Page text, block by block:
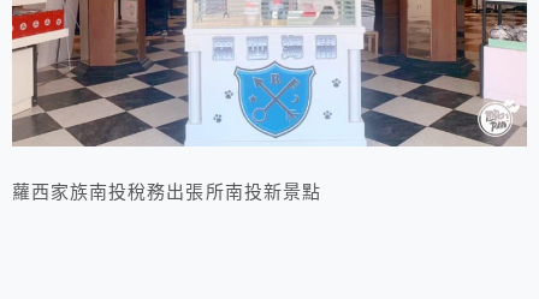
蘿西家族南投稅務出張所南投新景點